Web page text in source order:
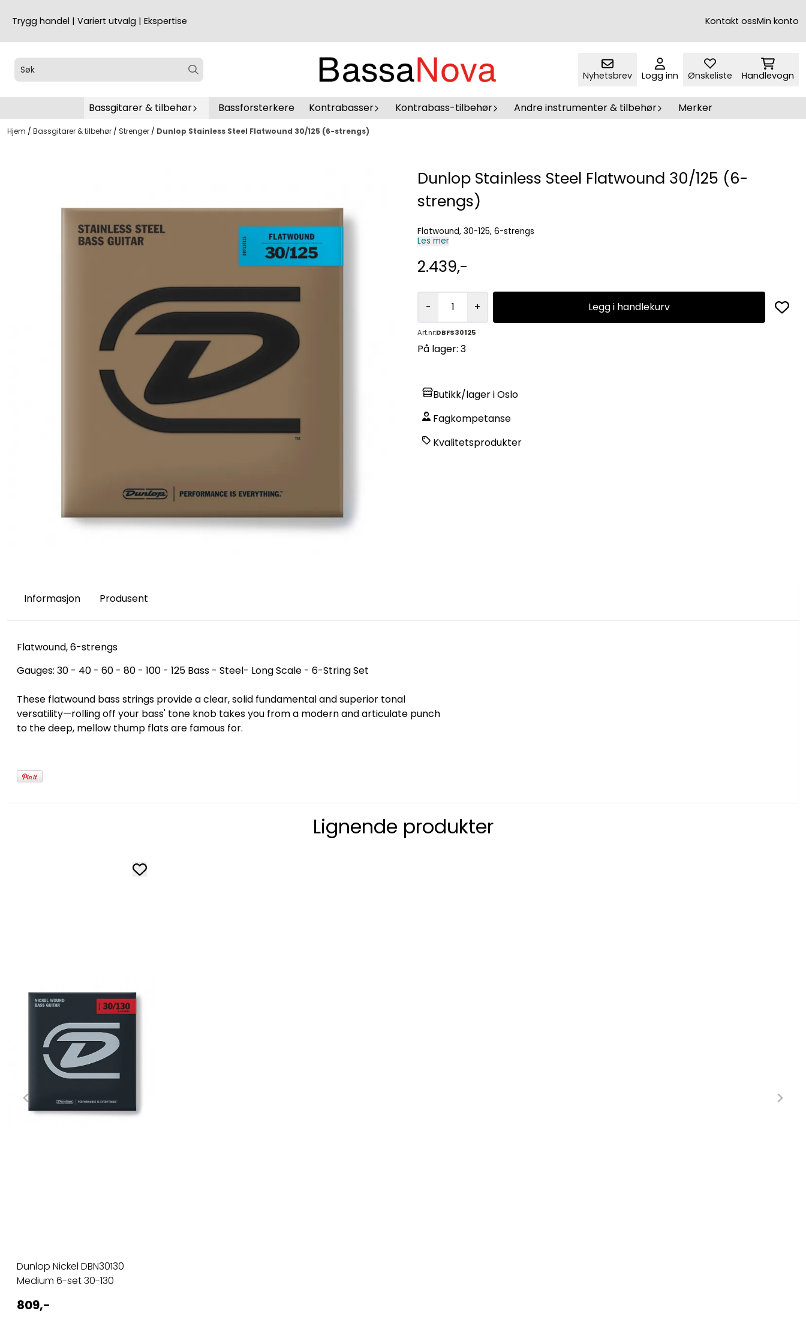
Trygg handel | Variert utvalg | Ekspertise Kontakt ossMin konto
Nyhetsbrev Logg inn Ønskeliste Handlevogn
Bassgitarer & tilbehør Bassforsterkere Kontrabasser Kontrabass-tilbehør Andre instrumenter & tilbehør Merker
Hjem / Bassgitarer & tilbehør / Strenger / Dunlop Stainless Steel Flatwound 30/125 (6-strengs)
Dunlop Stainless Steel Flatwound 30/125 (6-
strengs)
Flatwound, 30-125, 6-strengs
Les mer
2.439,-
- + Legg i handlekurv
Art.nr:DBFS30125
På lager: 3
Butikk/lager i Oslo
Fagkompetanse
Kvalitetsprodukter
Informasjon Produsent
Flatwound, 6-strengs
Gauges: 30 - 40 - 60 - 80 - 100 - 125 Bass - Steel- Long Scale - 6-String Set
These flatwound bass strings provide a clear, solid fundamental and superior tonal
versatility—rolling off your bass' tone knob takes you from a modern and articulate punch
to the deep, mellow thump flats are famous for.
Lignende produkter
Dunlop Nickel DBN30130
Medium 6-set 30-130
809,-
Ikke på lager